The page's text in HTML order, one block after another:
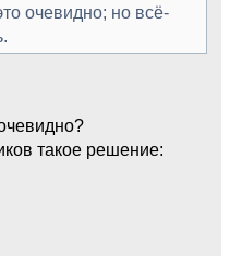
очевидно; но всё-
такое решение: